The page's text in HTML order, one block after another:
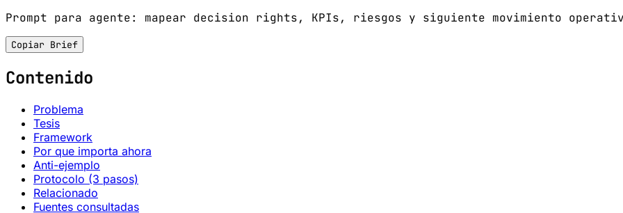
Prompt para agente: mapear decision rights, KPIs, riesgos y siguiente movimiento
Copiar Brief
Contenido
Problema
Tesis
Framework
Por que importa ahora
Anti-ejemplo
Protocolo (3 pasos)
Relacionado
Fuentes consultadas